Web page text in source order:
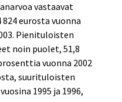
vastaavat
eurosta vuonna
Pienituloisten
noin puolet, 51,8
vuonna 2002
suurituloisten
1995 ja 1996,